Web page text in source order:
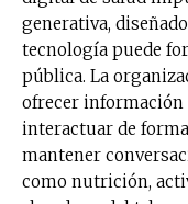
generativa,
tecnología puede
pública. La
ofrecer información
interactuar de
mantener
como nutrición,